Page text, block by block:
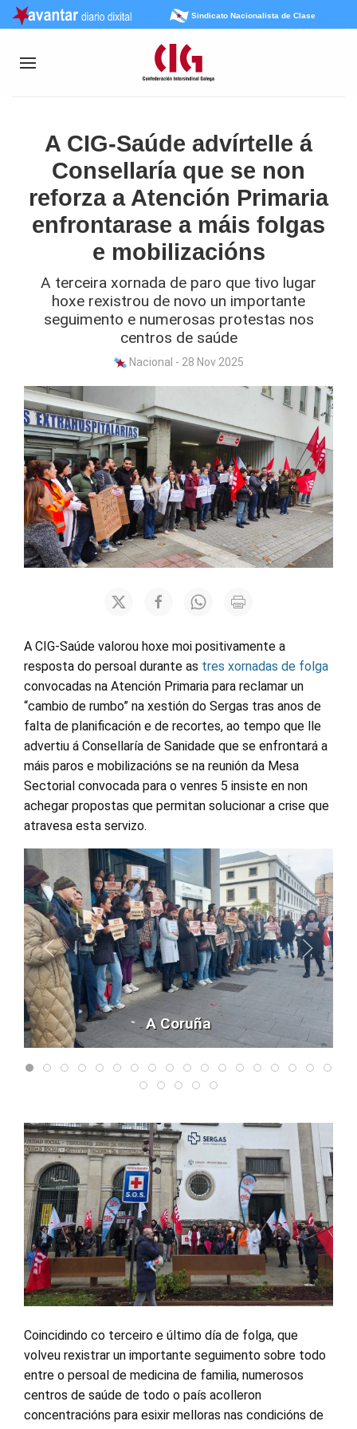
Sindicato Nacionalista de Clase
A CIG-Saúde advírtelle á
Consellaría que se non
reforza a Atención Primaria
enfrontarase a máis folgas
e mobilizacións
A terceira xornada de paro que tivo lugar
hoxe rexistrou de novo un importante
seguimento e numerosas protestas nos
centros de saúde
Nacional - 28 Nov 2025
A CIG-Saúde valorou hoxe moi positivamente a
resposta do persoal durante as tres xornadas de folga
convocadas na Atención Primaria para reclamar un
“cambio de rumbo” na xestión do Sergas tras anos de
falta de planificación e de recortes, ao tempo que lle
advertiu á Consellaría de Sanidade que se enfrontará a
máis paros e mobilizacións se na reunión da Mesa
Sectorial convocada para o venres 5 insiste en non
achegar propostas que permitan solucionar a crise que
atravesa esta servizo.
A Coruña
Coincidindo co terceiro e último día de folga, que
volveu rexistrar un importante seguimento sobre todo
entre o persoal de medicina de familia, numerosos
centros de saúde de todo o país acolleron
concentracións para esixir melloras nas condicións de